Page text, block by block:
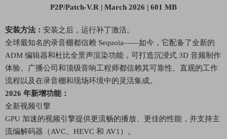
P2P/Patch-V.R | March 2026 | 601 MB
安装方法： 安装之后，运行补丁激活。
全球最知名的录音棚都信赖 Sequoia——如今，它配备了全新的
ADM 编辑器和杜比全景声渲染功能，可打造沉浸式 3D 音频制作
体验。广播公司和顶级音响工程师都信赖其可靠性、直观的工作
流程以及在录音棚和现场环境中的灵活集成。
2026 年新增功能：
全新视频引擎
GPU 加速的视频引擎提供更流畅的播放、更佳的性能，并支持主
流编解码器（AVC、HEVC 和 AV1）。